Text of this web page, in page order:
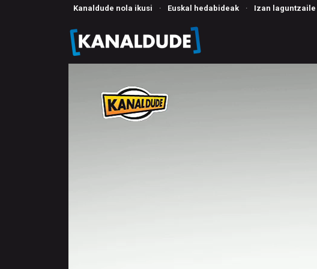
Kanaldude nola ikusi · Euskal hedabideak · Izan laguntzaile